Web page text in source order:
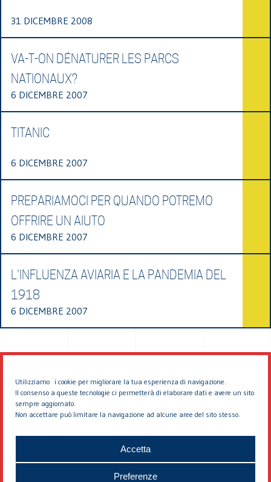
Utilizziamo i cookie per migliorare la tua esperienza di navigazione.
Il consenso a queste tecnologie ci permetterà di elaborare dati e avere un sito
sempre aggiornato.
Non accettare può limitare la navigazione ad alcune aree del sito stesso.
Accetta
Preferenze
31 DICEMBRE 2008
VA-T-ON DÉNATURER LES PARCS
NATIONAUX?
6 DICEMBRE 2007
TITANIC
6 DICEMBRE 2007
PREPARIAMOCI PER QUANDO POTREMO
OFFRIRE UN AIUTO
6 DICEMBRE 2007
L'INFLUENZA AVIARIA E LA PANDEMIA DEL
1918
6 DICEMBRE 2007
© 2026 EDDYBURG